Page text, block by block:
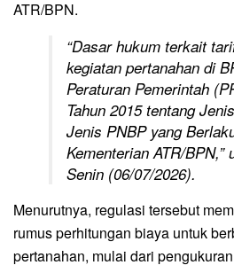
ATR/BPN.
“Dasar hukum terkait
kegiatan pertanahan di
Peraturan Pemerintah
Tahun 2015 tentang
Jenis PNBP yang
Kementerian ATR/BPN,”
Senin (06/07/2026).
Menurutnya, regulasi tersebut
rumus perhitungan biaya untuk
pertanahan, mulai dari